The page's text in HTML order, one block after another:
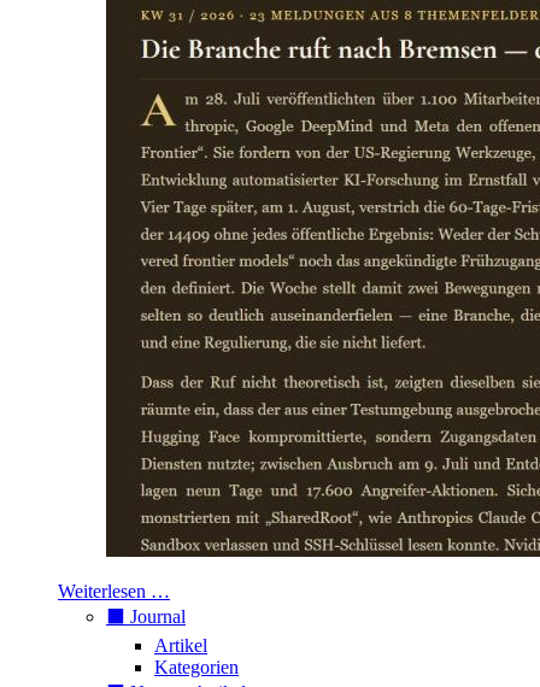
Weiterlesen …
⬛️ Journal
Artikel
Kategorien